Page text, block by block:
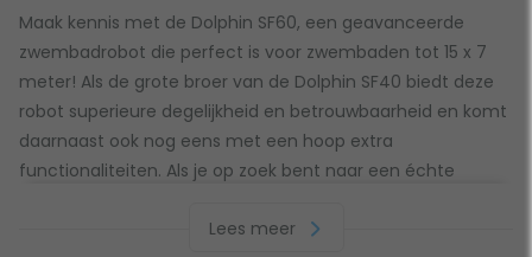
Maak kennis met de Dolphin SF60, een geavanceerde
zwembadrobot die perfect is voor zwembaden tot 15 x 7
meter! Als de grote broer van de Dolphin SF40 biedt deze
robot superieure degelijkheid en betrouwbaarheid en komt
daarnaast ook nog eens met een hoop extra
functionaliteiten. Als je op zoek bent naar een échte
het zwembad reinigt, dan zit je hier goed!
Lees meer